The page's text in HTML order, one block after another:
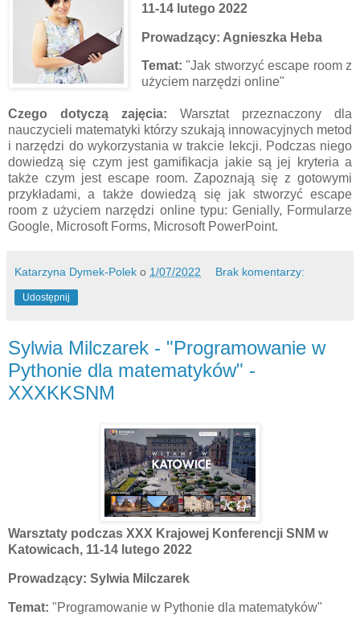
11-14 lutego 2022
Prowadzący: Agnieszka Heba
Temat: "Jak stworzyć escape room z
użyciem narzędzi online"
Czego dotyczą zajęcia: Warsztat przeznaczony dla
nauczycieli matematyki którzy szukają innowacyjnych metod
i narzędzi do wykorzystania w trakcie lekcji. Podczas niego
dowiedzą się czym jest gamifikacja jakie są jej kryteria a
także czym jest escape room. Zapoznają się z gotowymi
przykładami, a także dowiedzą się jak stworzyć escape
room z użyciem narzędzi online typu: Genially, Formularze
Google, Microsoft Forms, Microsoft PowerPoint.
Katarzyna Dymek-Polek o 1/07/2022 Brak komentarzy:
Udostępnij
Sylwia Milczarek - "Programowanie w
Pythonie dla matematyków" -
XXXKKSNM
Warsztaty podczas XXX Krajowej Konferencji SNM w
Katowicach, 11-14 lutego 2022
Prowadzący: Sylwia Milczarek
Temat: "Programowanie w Pythonie dla matematyków"